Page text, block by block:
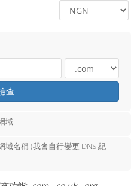
查
域
域名稱 (我會自行變更 DNS 紀